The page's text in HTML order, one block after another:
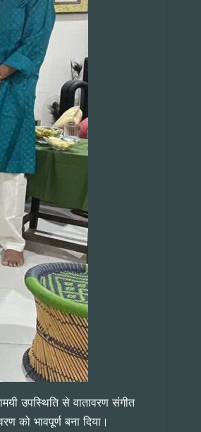
उपस्थिति से वातावरण संगीत
को भावपूर्ण बना दिया।